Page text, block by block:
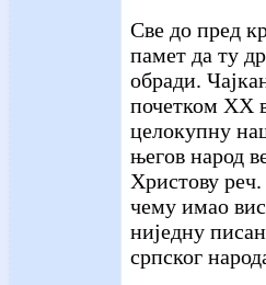
Све до пред
памет да ту
обради.
почетком XX
целокупну
његов народ
Христову
чему имао
ниједну
српског